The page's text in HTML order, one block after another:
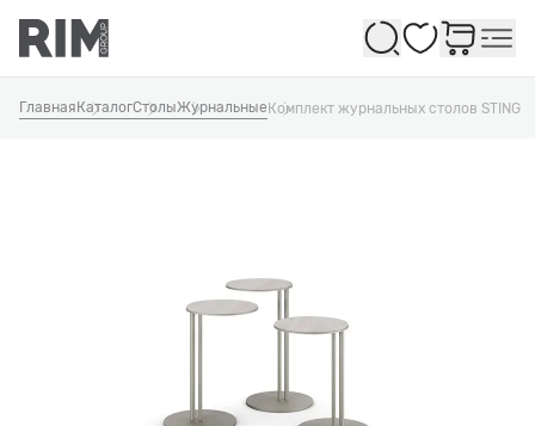
Избранное
Главная КаталогСтолыЖурнальныеКомплект журнальных столов STING